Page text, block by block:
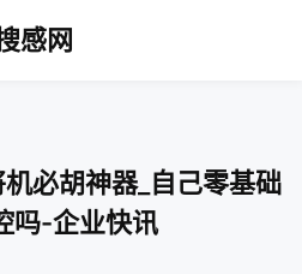
感网
必胡神器_自己零基础
吗-企业快讯